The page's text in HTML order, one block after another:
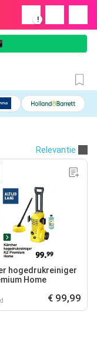
!
Relevantie
hogedrukreiniger
Home
€ 99,99